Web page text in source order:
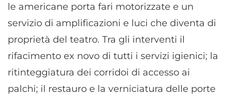
le americane porta fari motorizzate e un
servizio di amplificazioni e luci che diventa di
proprietà del teatro. Tra gli interventi il
rifacimento ex novo di tutti i servizi igienici; la
ritinteggiatura dei corridoi di accesso ai
palchi; il restauro e la verniciatura delle porte